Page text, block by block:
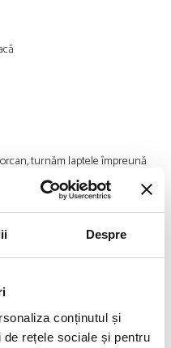
Despre
conținutul și
rețele sociale și pentru
turnăm laptele împreună
mierea.
peste noapte.
cu o linguriță de
poate adăuga o banană coaptă.
linguri de piure de mango.
pentru o extra prospețime